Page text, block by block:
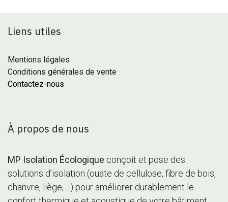
Liens utiles
Mentions légales
Conditions générales de vente
Contactez-nous
À propos de nous
MP Isolation Écologique conçoit et pose des
solutions d’isolation (ouate de cellulose, fibre de bois,
chanvre, liège, ...) pour améliorer durablement le